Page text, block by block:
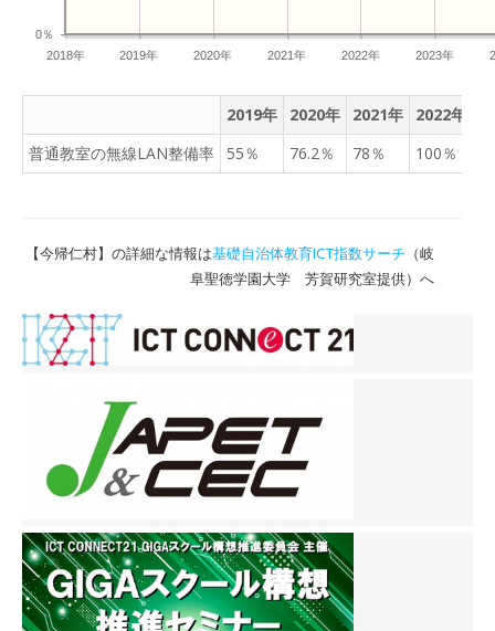
2018年 2019年 2020年 2021年 2022年 2023年
0％
2019年 2020年 2021年 2022年
普通教室の無線LAN整備率
55％ 76.2％ 78％ 100％
【今帰仁村】の詳細な情報は基礎自治体教育ICT指数サーチ （岐
阜聖徳学園大学 芳賀研究室提供）へ